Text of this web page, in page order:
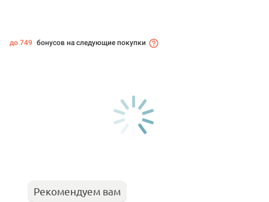
до 749 бонусов на следующие покупки
Рекомендуем вам